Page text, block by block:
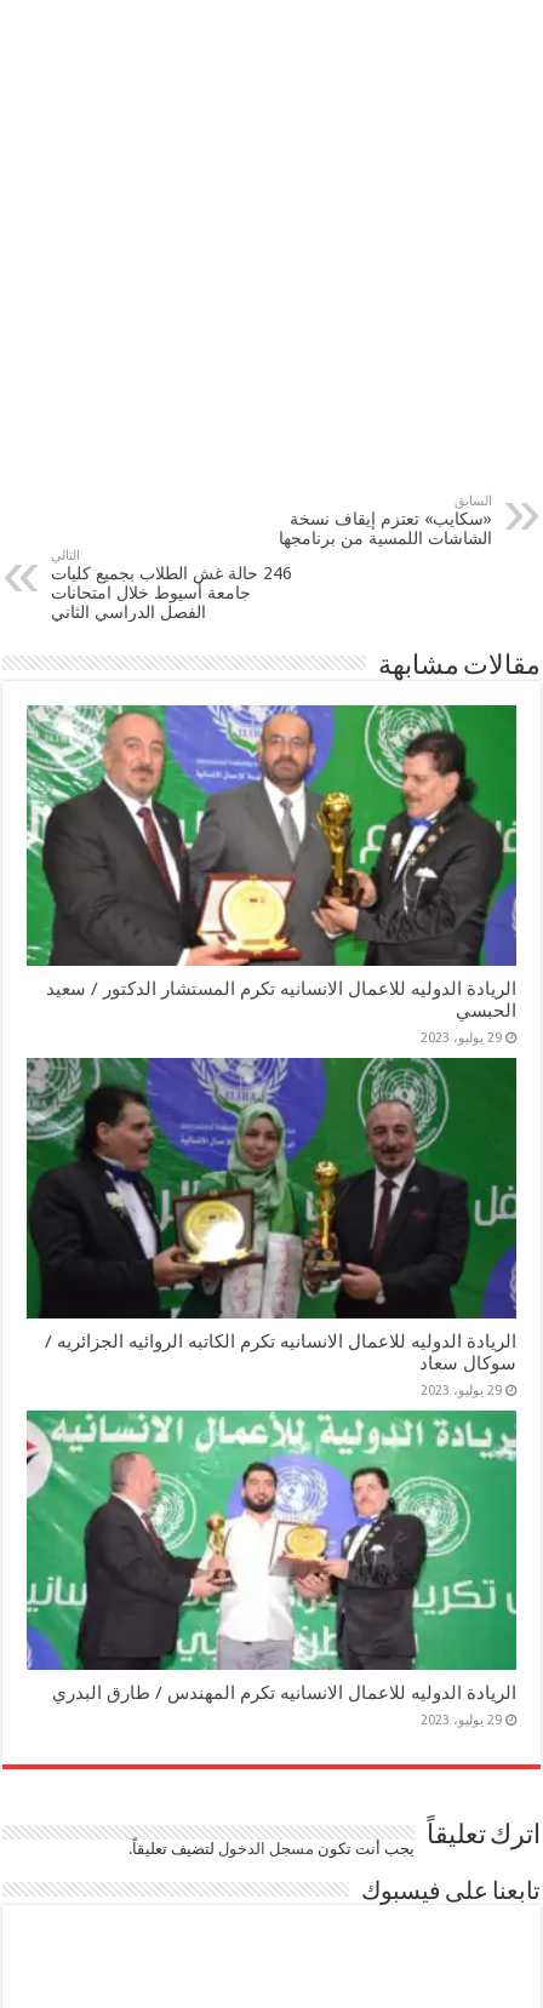
السابق
«سكايب» تعتزم إيقاف نسخة
الشاشات اللمسية من برنامجها
التالي
246 حالة غش الطلاب بجميع كليات
جامعة أسيوط خلال امتحانات
الفصل الدراسي الثاني
مقالات مشابهة
الريادة الدوليه للاعمال الانسانيه تكرم المستشار الدكتور / سعيد
الحبسي
29 يوليو، 2023
الريادة الدوليه للاعمال الانسانيه تكرم الكاتبه الروائيه الجزائريه /
سوكال سعاد
29 يوليو، 2023
الريادة الدوليه للاعمال الانسانيه تكرم المهندس / طارق البدري
29 يوليو، 2023
اترك تعليقاً يجب أنت تكون مسجل الدخوللتضيف تعليقاً.
تابعنا على فيسبوك